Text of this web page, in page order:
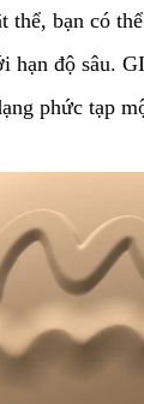
thể, bạn có
hạn độ sâu.
phức tạp